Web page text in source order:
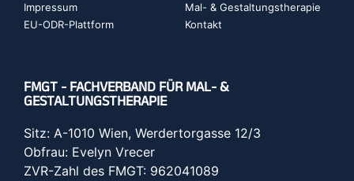
Impressum
EU-ODR-Plattform
Mal- & Gestaltungstherapie
Kontakt
FMGT - FACHVERBAND FÜR MAL- &
GESTALTUNGSTHERAPIE
Sitz: A-1010 Wien, Werdertorgasse 12/3
Obfrau: Evelyn Vrecer
ZVR-Zahl des FMGT: 962041089